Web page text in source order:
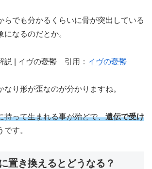
らでも分かるくらいに骨が突出している
なるのだとか。
引用： イヴの憂鬱
なり形が歪なのが分かりますね。
持って生まれる事が殆どで、遺伝で受け
です。
置き換えるとどうなる？